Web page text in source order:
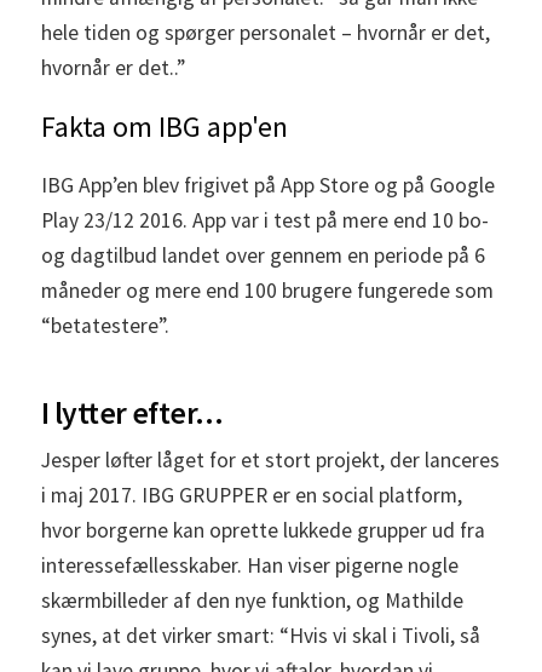
hele tiden og spørger personalet – hvornår er det,
hvornår er det..”
Fakta om IBG app'en
IBG App’en blev frigivet på App Store og på Google
Play 23/12 2016. App var i test på mere end 10 bo-
og dagtilbud landet over gennem en periode på 6
måneder og mere end 100 brugere fungerede som
“betatestere”.
I lytter efter…
Jesper løfter låget for et stort projekt, der lanceres
i maj 2017. IBG GRUPPER er en social platform,
hvor borgerne kan oprette lukkede grupper ud fra
interessefællesskaber. Han viser pigerne nogle
skærmbilleder af den nye funktion, og Mathilde
synes, at det virker smart: “Hvis vi skal i Tivoli, så